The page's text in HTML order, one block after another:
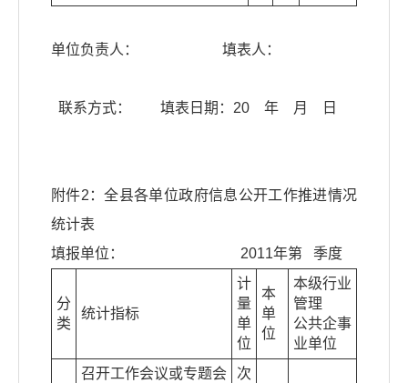
单位负责人： 填表人：
联系方式： 填表日期：20 年 月 日
附件2：全县各单位政府信息公开工作推进情况
统计表
填报单位： 2011年第 季度
分
类
统计指标
计
量
单
位
本
单
位
本级行业
管理
公共企事
业单位
召开工作会议或专题会
次